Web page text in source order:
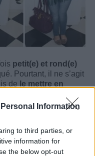
Information
to third parties, or
information for
the below opt-out
petit(e) et rond(e)
Pourtant, il ne s’agit
de le mettre en
une silhouette
on a du